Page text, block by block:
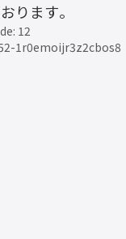
ります。
12
1r0emoijr3z2cbos8